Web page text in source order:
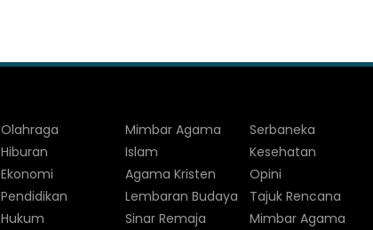
Olahraga
Hiburan
Ekonomi
Pendidikan
Hukum
Mimbar Agama
Islam
Agama Kristen
Lembaran Budaya
Sinar Remaja
Serbaneka
Kesehatan
Opini
Tajuk Rencana
Mimbar Agama